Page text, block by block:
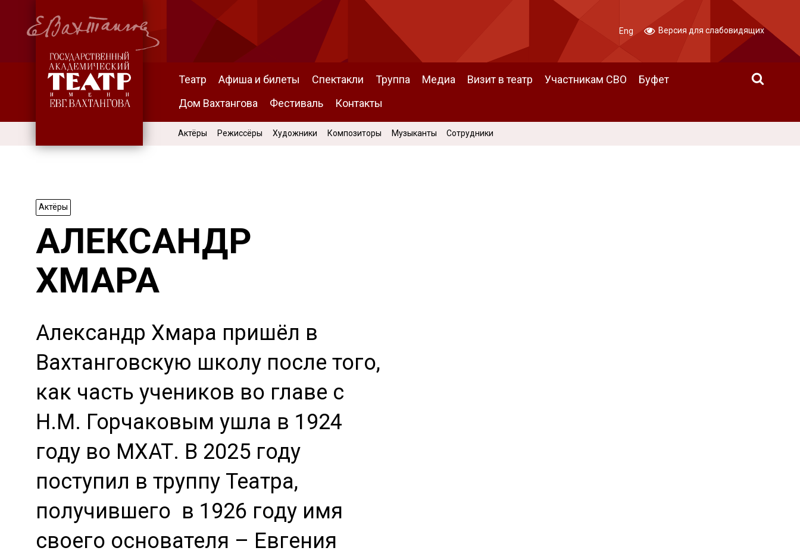
Театр Афиша и билеты Спектакли Труппа Медиа Визит в театр Участникам СВО
Буфет
Дом Вахтангова
Фестиваль Контакты
Eng Версия для слабовидящих
Актёры Режиссёры Художники Композиторы Музыканты Сотрудники
Актёры
АЛЕКСАНДР
ХМАРА
Александр Хмара пришёл в
Вахтанговскую школу после того,
как часть учеников во главе с
Н.М. Горчаковым ушла в 1924
году во МХАТ. В 2025 году
поступил в труппу Театра,
получившего в 1926 году имя
своего основателя – Евгения